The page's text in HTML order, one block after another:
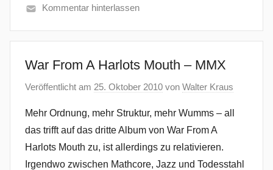
Kommentar hinterlassen
War From A Harlots Mouth – MMX
Veröffentlicht am 25. Oktober 2010 von Walter Kraus
Mehr Ordnung, mehr Struktur, mehr Wumms – all
das trifft auf das dritte Album von War From A
Harlots Mouth zu, ist allerdings zu relativieren.
Irgendwo zwischen Mathcore, Jazz und Todesstahl